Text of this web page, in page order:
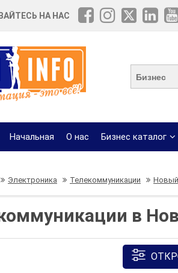
НА НАС
Бизнес
Начальная О нас Бизнес каталог
Электроника Телекоммуникации Новый
в